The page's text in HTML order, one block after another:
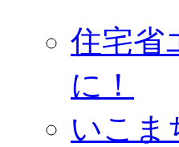
住宅省
に！
いこ